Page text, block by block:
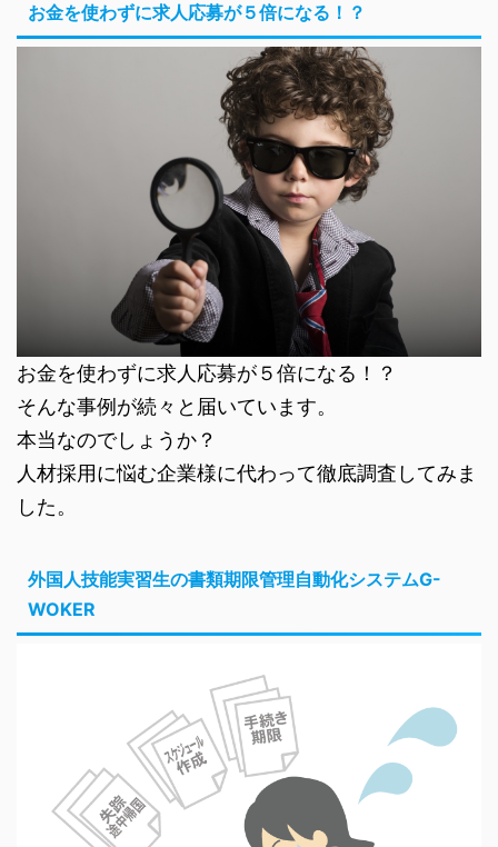
お金を使わずに求人応募が５倍になる！？
お金を使わずに求人応募が５倍になる！？
そんな事例が続々と届いています。
本当なのでしょうか？
人材採用に悩む企業様に代わって徹底調査してみま
した。
外国人技能実習生の書類期限管理自動化システムG-
WOKER